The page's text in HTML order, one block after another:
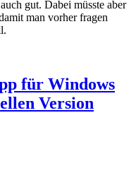
gut. Dabei müsste aber
man vorher fragen
für Windows
Version